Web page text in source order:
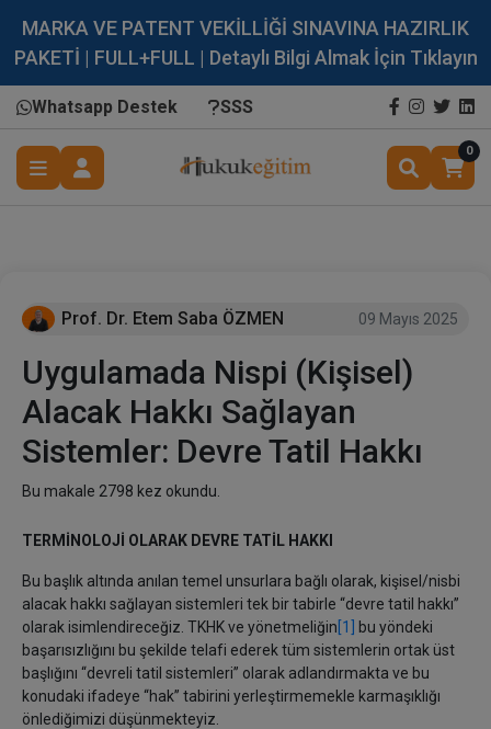
MARKA VE PATENT VEKİLLİĞİ SINAVINA HAZIRLIK
PAKETİ | FULL+FULL | Detaylı Bilgi Almak İçin Tıklayın
Whatsapp Destek SSS
0
Prof. Dr. Etem Saba ÖZMEN 09 Mayıs 2025
Uygulamada Nispi (Kişisel)
Alacak Hakkı Sağlayan
Sistemler: Devre Tatil Hakkı
Bu makale 2798 kez okundu.
TERMİNOLOJİ OLARAK DEVRE TATİL HAKKI
Bu başlık altında anılan temel unsurlara bağlı olarak, kişisel/nisbi
alacak hakkı sağlayan sistemleri tek bir tabirle ‘‘devre tatil hakkı’’
olarak isimlendireceğiz. TKHK ve yönetmeliğin [1]
bu yöndeki
başarısızlığını bu şekilde telafi ederek tüm sistemlerin ortak üst
başlığını ‘‘devreli tatil sistemleri’’ olarak adlandırmakta ve bu
konudaki ifadeye ‘‘hak’’ tabirini yerleştirmemekle karmaşıklığı
önlediğimizi düşünmekteyiz.